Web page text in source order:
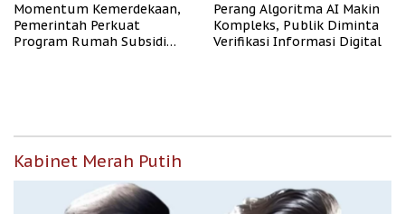
Momentum Kemerdekaan,
Pemerintah Perkuat
Program Rumah Subsidi
Perang Algoritma AI Makin
Kompleks, Publik Diminta
Verifikasi Informasi Digital
Kabinet Merah Putih